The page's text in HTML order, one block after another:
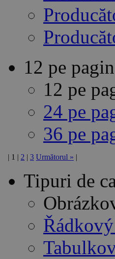
12 pe
12 pe
24 pe
36 pe
1 2 3 Următorul »
Tipuri de